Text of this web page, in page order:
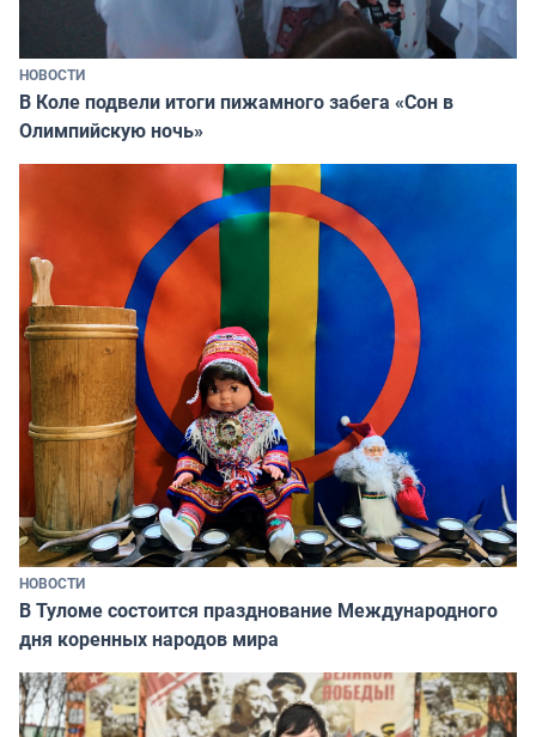
НОВОСТИ
В Коле подвели итоги пижамного забега «Сон в
Олимпийскую ночь»
НОВОСТИ
В Туломе состоится празднование Международного
дня коренных народов мира